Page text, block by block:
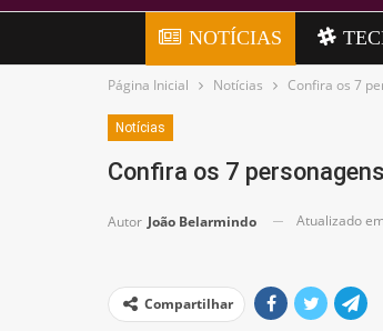
NOTÍCIAS
Página Inicial Notícias Confira os 7
Notícias
Confira os 7
Autor João Belarmindo Atualizado em
Compartilhar